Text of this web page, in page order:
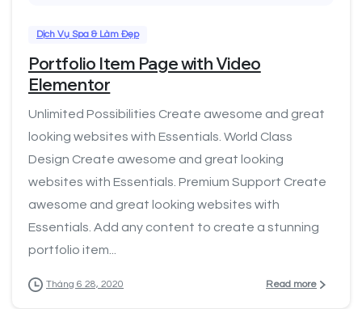
Dịch Vụ Spa & Làm Đẹp
Portfolio Item Page with Video
Elementor
Unlimited Possibilities Create awesome and great
looking websites with Essentials. World Class
Design Create awesome and great looking
websites with Essentials. Premium Support Create
awesome and great looking websites with
Essentials. Add any content to create a stunning
portfolio item...
Tháng 6 28, 2020 Read more